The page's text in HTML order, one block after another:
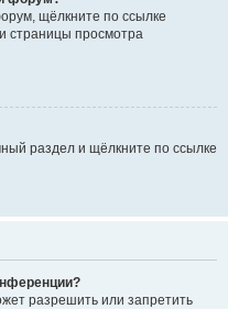
щёлкните по ссылке
страницы просмотра
раздел и щёлкните по ссылке
разрешить или запретить